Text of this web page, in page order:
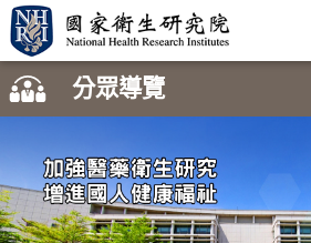
開
分眾導覽
加強醫藥衛生研究
增進國人健康福祉